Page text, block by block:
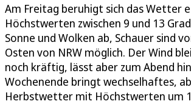
Am Freitag beruhigt sich das Wetter
Höchstwerten zwischen 9 und 13
Sonne und Wolken ab, Schauer sind
Osten von NRW möglich. Der Wind
noch kräftig, lässt aber zum Abend
Wochenende bringt wechselhaftes,
Herbstwetter mit Höchstwerten um